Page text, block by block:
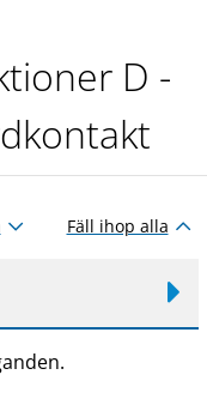
D -
Fäll ihop alla